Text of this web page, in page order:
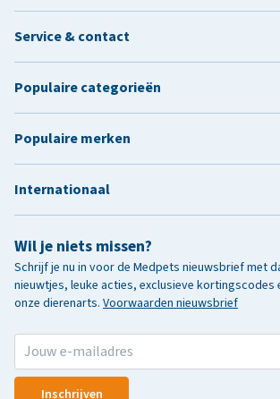
Wil je niets missen?
Schrijf je nu in voor de Medpets nieuwsbrief met
nieuwtjes, leuke acties, exclusieve kortingscodes
onze dierenarts. Voorwaarden nieuwsbrief
Inschrijven
Service & contact
Populaire categorieën
Populaire merken
Internationaal